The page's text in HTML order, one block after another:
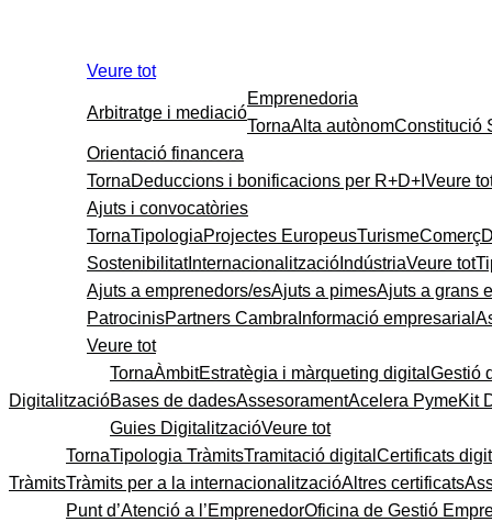
Veure tot
Arbitratge i mediació
Emprenedoria
TornaAlta autònomConstitució
Orientació financera
TornaDeduccions i bonificacions per R+D+I Veure
Ajuts i convocatòries
TornaTipologiaProjectes EuropeusTurismeComerç
SostenibilitatInternacionalització IndústriaVeure tot
Ajuts a emprenedors/esAjuts a pimesAjuts a grans
PatrocinisPartners Cambra Informació empresarial
Veure tot
Digitalització
TornaÀmbitEstratègia i màrqueting digital Gestió
Bases de dadesAssesoramentAcelera PymeKit
Guies DigitalitzacióVeure tot
Tràmits
TornaTipologia TràmitsTramitació digital Certificats
Tràmits per a la internacionalitzacióAltres certificats
Punt d’Atenció a l’EmprenedorOficina de Gestió